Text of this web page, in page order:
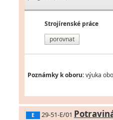
Strojírenské práce
porovnat
Poznámky k oboru:výuka
E 29-51-E/01